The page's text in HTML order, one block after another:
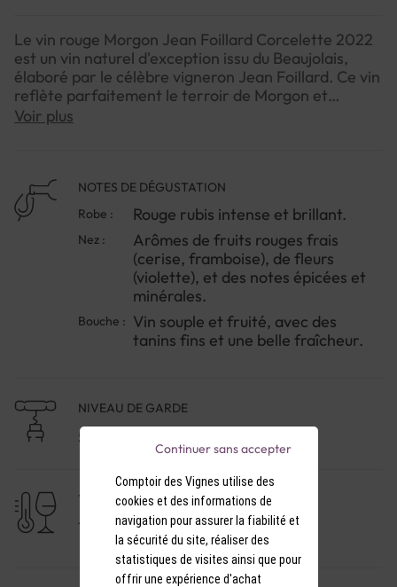
Le vin rouge Morgon Jean Foillard Corcelette 2022
est un vin naturel d'exception issu du Beaujolais,
élaboré par le célèbre vigneron Jean Foillard. Ce vin
reflète parfaitement le terroir de Morgon et
incarne l'approche minimaliste et respectueuse de
de schiste dans le lieu-dit Corcelette. Il est vinifié de
manière naturelle, avec des grappes entières, une
fermentation spontanée avec des levures
indigènes, et un élevage en fûts usagés pendant 6 à
8 mois. Le vin est mis en bouteille sans filtration ni
clarification, préservant ainsi toute son authenticité
et sa complexité.
Voir plus
NOTES DE DÉGUSTATION
Robe :
Rouge rubis intense et brillant.
Nez :
Arômes de fruits rouges frais
(cerise, framboise), de fleurs
(violette), et des notes épicées et
minérales.
Bouche : Vin souple et fruité, avec des
tanins fins et une belle fraîcheur.
NIVEAU DE GARDE
5 à 10 ans
TEMPÉRATURE DE SERVICE
15-16°C
Comptoir des Vignes utilise des
cookies et des informations de
navigation pour assurer la fiabilité et
la sécurité du site, réaliser des
statistiques de visites ainsi que pour
offrir une expérience d'achat
Continuer sans accepter